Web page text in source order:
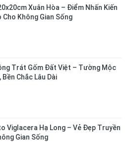
Xuân Hòa – Điểm Nhấn Kiến
Không Gian Sống
Trát Gốm Đất Việt – Tường Mộc
Chắc Lâu Dài
Viglacera Hạ Long – Vẻ Đẹp Truyền
Gian Sống